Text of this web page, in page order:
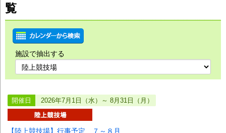
覧
施設で抽出する
開催日 2026年7月1日（水）～ 8月31日（月）
【陸上競技場】行事予定 ７～８月